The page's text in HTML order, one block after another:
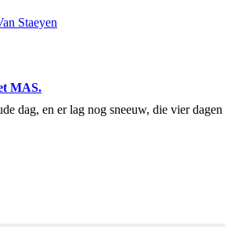
Staeyen
MAS.
dag, en er lag nog sneeuw, die vier dagen